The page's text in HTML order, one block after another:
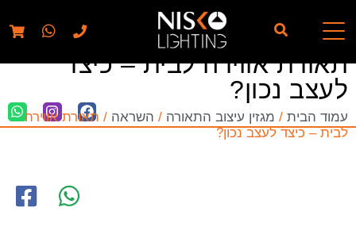
// elementor template for pages - should also ignore woo
pages!!
תאורת אווירה לבית – כיצד
לעצב נכון?
עמוד הבית / מגזין עיצוב התאורה / השראה / תאורת אווירה
לבית – כיצד לעצב נכון?